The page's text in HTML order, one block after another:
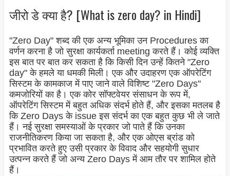
जीरो डे क्या है? [What is zero day? in Hindi]
"Zero Day" शब्द की एक अन्य भूमिका उन Procedures का
वर्णन करना है जो सुरक्षा कार्यकर्ता meeting करते हैं। कोई व्यक्ति
इस बात पर बात कर सकता है कि किसी दिन उन्हें कितने "Zero
day" के हमले या धमकी मिली। एक और उदाहरण एक ऑपरेटिंग
सिस्टम के कामकाज में पाए जाने वाले विशिष्ट "Zero Days"
कमजोरियों का है। एक कोर सॉफ्टवेयर संसाधन के रूप में,
ऑपरेटिंग सिस्टम में बहुत अधिक संदर्भ होते हैं, और इसका मतलब है
कि Zero Days के issue इस संदर्भ का एक बहुत कुछ भी ले जाते
हैं। नई सुरक्षा समस्याओं के प्रकार जो पाते हैं कि उनका
राजनीतिकरण किया जा सकता है, और एक ओएस ब्रांड को
प्रभावित करते हुए उसी प्रकार के विवाद और सहयोगी सुधार
उत्पन्न करते हैं जो अन्य Zero Days में आम तौर पर शामिल होते
हैं।